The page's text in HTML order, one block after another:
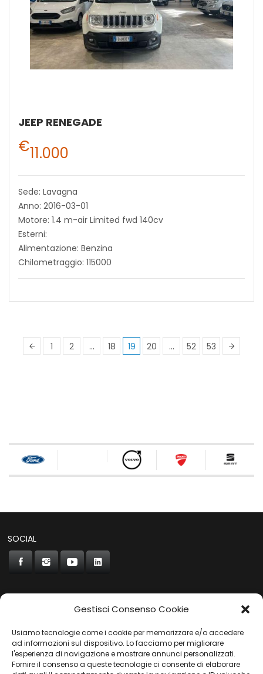
Gestisci Consenso Cookie
Usiamo tecnologie come i cookie per memorizzare e/o accedere
ad informazioni sul dispositivo. Lo facciamo per migliorare
l'esperienza di navigazione e mostrare annunci personalizzati.
Fornire il consenso a queste tecnologie ci consente di elaborare
JEEP RENEGADE
€11.000
Sede: Lavagna
Anno: 2016-03-01
Motore: 1.4 m-air Limited fwd 140cv
Esterni:
Alimentazione: Benzina
Chilometraggio: 115000
1 2 … 18 19 20 … 52 53
SOCIAL
CONCORDE
AUTOCHIAVARI